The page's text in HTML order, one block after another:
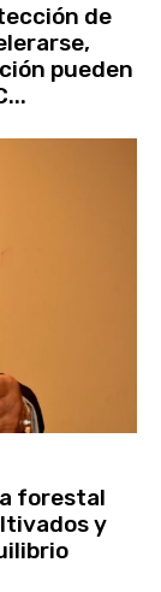
de
pueden
forestal
y